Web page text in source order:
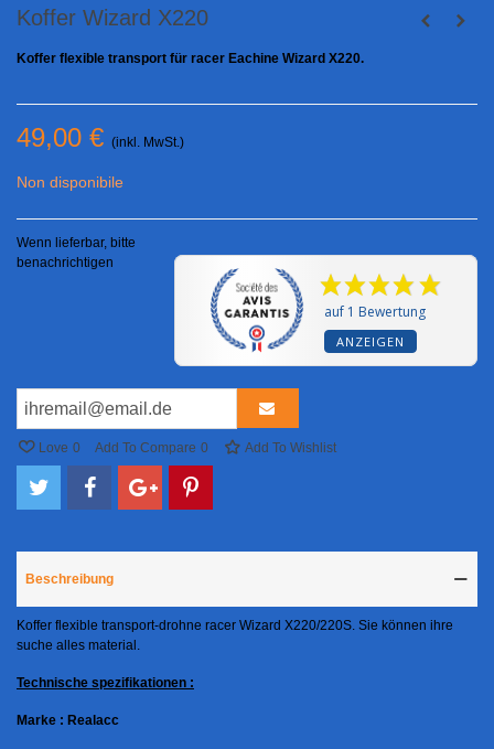
Koffer Wizard X220
Koffer flexible transport für racer Eachine Wizard X220.
49,00 € (inkl. MwSt.)
Non disponibile
auf 1 Bewertung
ANZEIGEN
Wenn lieferbar, bitte
benachrichtigen
Love 0 Add To Compare 0 Add To Wishlist
Beschreibung
Koffer flexible transport-drohne racer Wizard X220/220S. Sie können ihre
suche alles material.
Technische spezifikationen :
Marke : Realacc